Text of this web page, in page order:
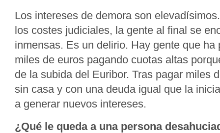
Los intereses de demora son
los costes judiciales, la gente al final se
inmensas. Es un delirio. Hay gente que ha
miles de euros pagando cuotas altas
de la subida del Euribor. Tras pagar miles
sin casa y con una deuda igual que la
a generar nuevos intereses.
¿Qué le queda a una persona